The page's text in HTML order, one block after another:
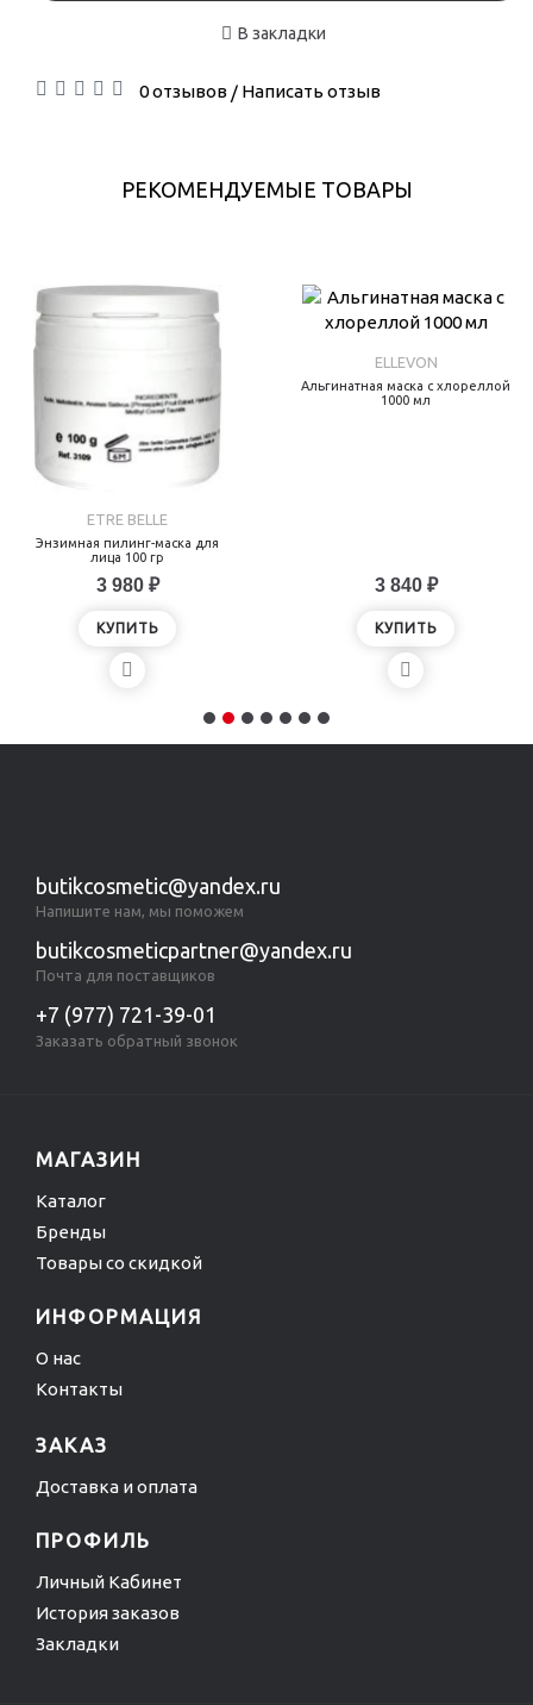
В закладки
0 отзывов/ Написать отзыв
РЕКОМЕНДУЕМЫЕ ТОВАРЫ
ETRE BELLE
Энзимная пилинг-маска для
лица 100 гр
3 980 ₽
КУПИТЬ
ELLEVON
Альгинатная маска с хлореллой
1000 мл
3 840 ₽
КУПИТЬ
butikcosmetic@yandex.ru
Напишите нам, мы поможем
butikcosmeticpartner@yandex.ru
Почта для поставщиков
+7 (977) 721-39-01
Заказать обратный звонок
МАГАЗИН
Каталог
Бренды
Товары со скидкой
ИНФОРМАЦИЯ
О нас
Контакты
ЗАКАЗ
Доставка и оплата
ПРОФИЛЬ
Личный Кабинет
История заказов
Закладки